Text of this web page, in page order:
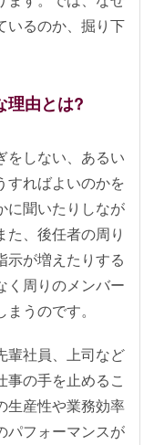
いるのか、掘り下
理由とは?
をしない、あるい
すればよいのかを
に聞いたりしなが
た、後任者の周り
示が増えたりする
く周りのメンバー
うのです。
輩社員、上司など
事の手を止めるこ
生産性や業務効率
パフォーマンスが